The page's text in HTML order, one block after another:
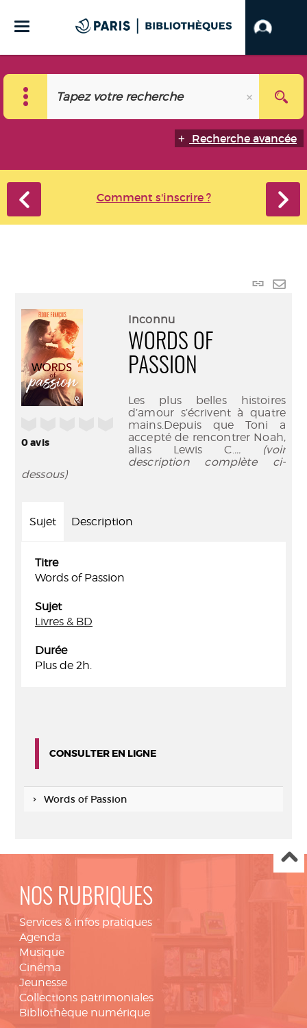
Recherche avancée
Comment s'inscrire ?
Lien
0avis
Inconnu
WORDS OF
PASSION
Les plus belles histoires
d’amour s’écrivent à quatre
mains.Depuis que Toni a
accepté de rencontrer Noah,
alias Lewis C.... (voir
description complète ci-
dessous)
Sujet Description
Titre
Words of Passion
Sujet
Livres & BD
Durée
Plus de 2h.
CONSULTER EN LIGNE
Words of Passion
NOS RUBRIQUES
Services & infos pratiques
Agenda
Musique
Cinéma
Jeunesse
Collections patrimoniales
Bibliothèque numérique